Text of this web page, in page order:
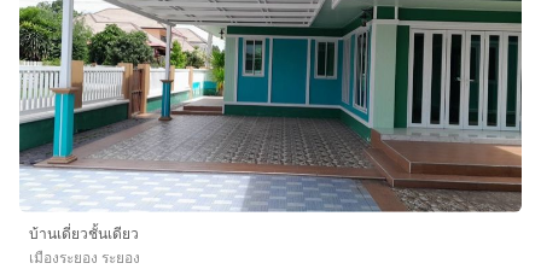
บ้านเดี่ยวชั้นเดียว
เมืองระยอง ระยอง